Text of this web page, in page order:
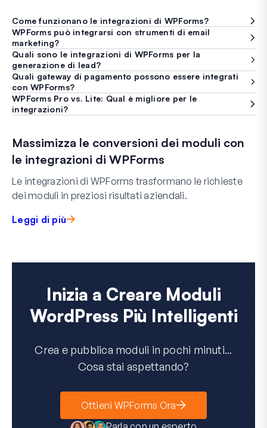
Come funzionano le integrazioni di WPForms?
WPForms può integrarsi con strumenti di email
marketing?
Quali sono le integrazioni di WPForms per la
generazione di lead?
Quali gateway di pagamento possono essere integrati
con WPForms?
WPForms Pro vs. Lite: Qual è migliore per le
integrazioni?
Massimizza le conversioni dei moduli con
le integrazioni di WPForms
Le integrazioni di WPForms trasformano le richieste
dei moduli in preziosi risultati aziendali.
Leggi di più
Inizia a Creare Moduli
WordPress Più Intelligenti
Crea e pubblica moduli in pochi minuti...
Cosa stai aspettando?
Ottieni WPForms Ora